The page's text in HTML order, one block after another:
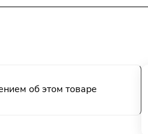
об этом товаре